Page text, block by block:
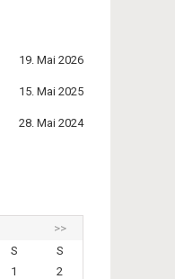
19. Mai 2026
15. Mai 2025
28. Mai 2024
>>
S
S
1
2